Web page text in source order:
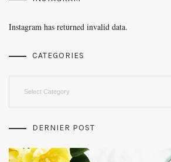
Instagram has returned invalid data.
CATEGORIES
DERNIER POST